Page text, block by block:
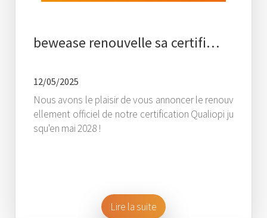
bewease renouvelle sa certifi…
12/05/2025
Nous avons le plaisir de vous annoncer le renouv
ellement officiel de notre certification Qualiopi ju
squ'en mai 2028 !
Lire la suite